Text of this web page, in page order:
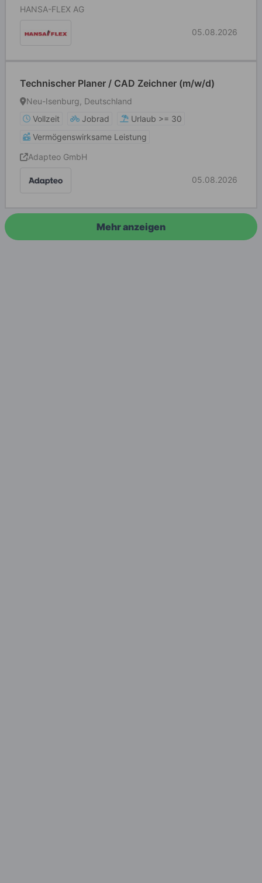
HANSA-FLEX AG
05.08.2026
Technischer Planer / CAD Zeichner (m/w/d)
Neu-Isenburg, Deutschland
Vollzeit
Jobrad
Urlaub >= 30
Vermögenswirksame Leistung
Adapteo GmbH
05.08.2026
Mehr anzeigen